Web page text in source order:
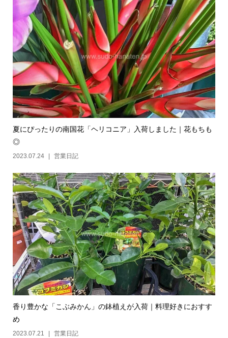
夏にぴったりの南国花「ヘリコニア」入荷しました｜花もちも
◎
2023.07.24 営業日記
香り豊かな「こぶみかん」の鉢植えが入荷｜料理好きにおすす
め
2023.07.21 営業日記